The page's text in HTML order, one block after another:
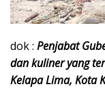
dok : Penjabat
dan kuliner yang
Kelapa Lima, Kota